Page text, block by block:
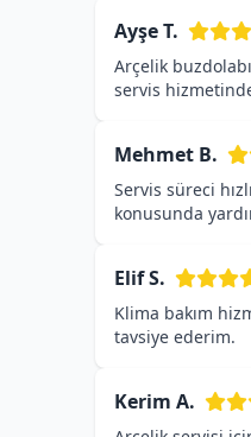
Ayşe T.
Arçelik
servis
Mehmet B.
Servis süreci
konusunda
Elif S.
Klima bakım
tavsiye ederim.
Kerim A.